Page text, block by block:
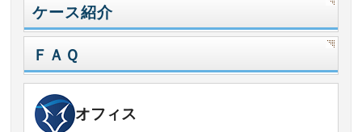
ケース紹介
ＦＡＱ
オフィス